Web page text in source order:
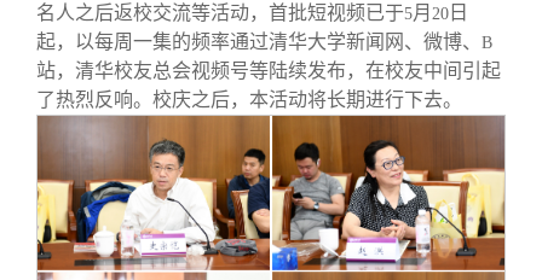
名人之后返校交流等活动，首批短视频已于5月 20 日
起，以每周一集的频率通过清华大学新闻网、微博、 B
站，清华校友总会视频号等陆续发布，在校友中间引起
了热烈反响。校庆之后，本活动将长期进行下去。